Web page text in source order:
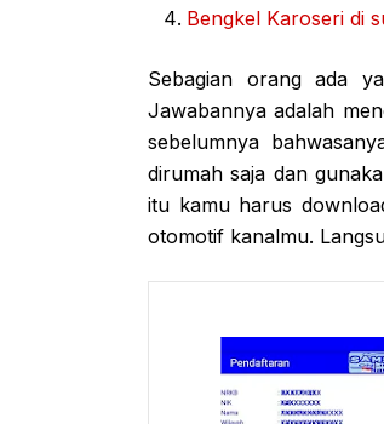
Bengkel Karoseri di
Sebagian orang ada
Jawabannya adalah
sebelumnya
dirumah saja dan
itu kamu harus
otomotif kanalmu.